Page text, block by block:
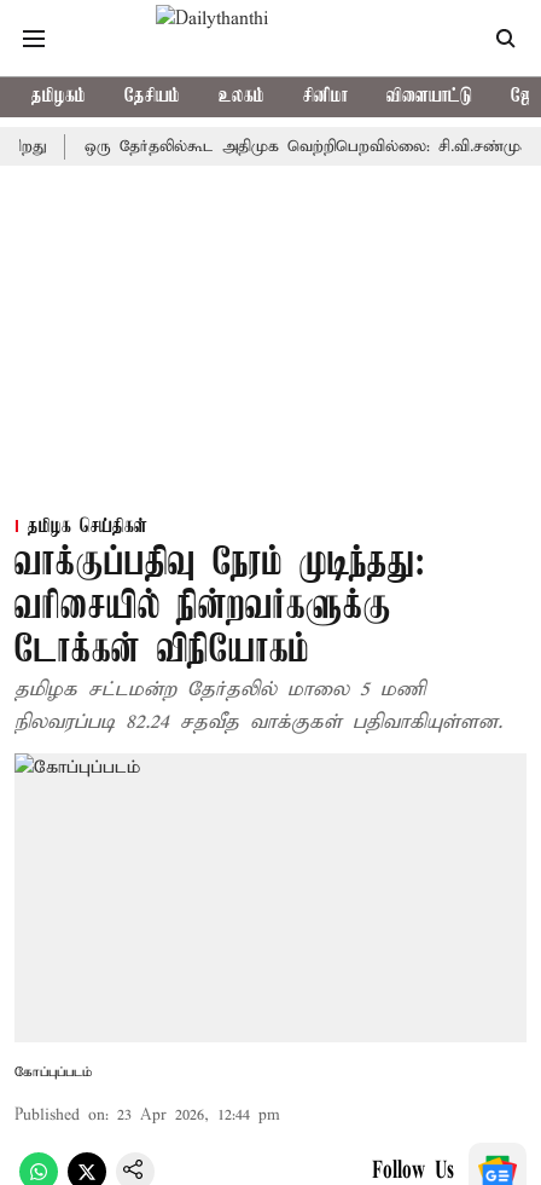
தமிழகம் தேசியம் உலகம் சினிமா விளையாட்டு
ஒரு தேர்தலில்கூட அதிமுக வெற்றிபெறவில்லை: சி.வி.சண்முகம்
தமிழக செய்திகள்
வாக்குப்பதிவு நேரம் முடிந்தது:
வரிசையில் நின்றவர்களுக்கு
டோக்கன் விநியோகம்
தமிழக சட்டமன்ற தேர்தலில் மாலை 5 மணி
நிலவரப்படி 82.24 சதவீத வாக்குகள் பதிவாகியுள்ளன.
கோப்புப்படம்
Published on: 23 Apr 2026, 12:44 pm
Follow Us